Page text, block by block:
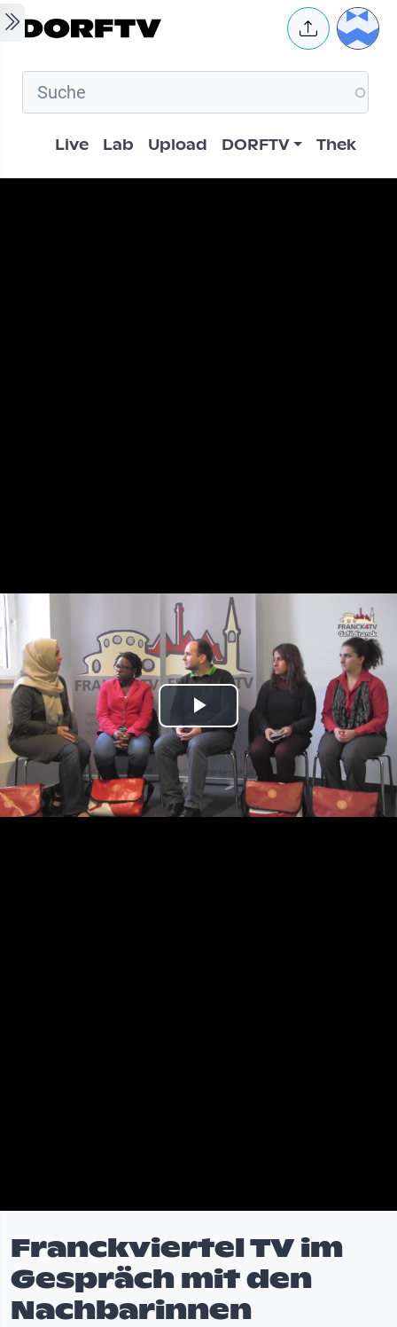
Skip to main content User
Hauptnavigation
Live Lab Upload DORFTV Thek
Play
Video
Franckviertel TV im
Gespräch mit den
Nachbarinnen